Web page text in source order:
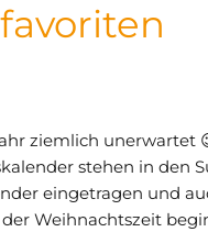
ziemlich unerwartet
stehen in den
eingetragen und
Weihnachtszeit